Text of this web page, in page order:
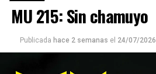
MU 215: Sin chamuyo
Publicada hace 2 semanas el 24/07/2026